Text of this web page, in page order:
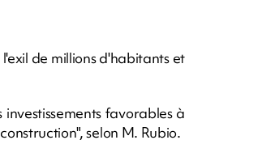
de millions d'habitants et
favorables à
selon M. Rubio.